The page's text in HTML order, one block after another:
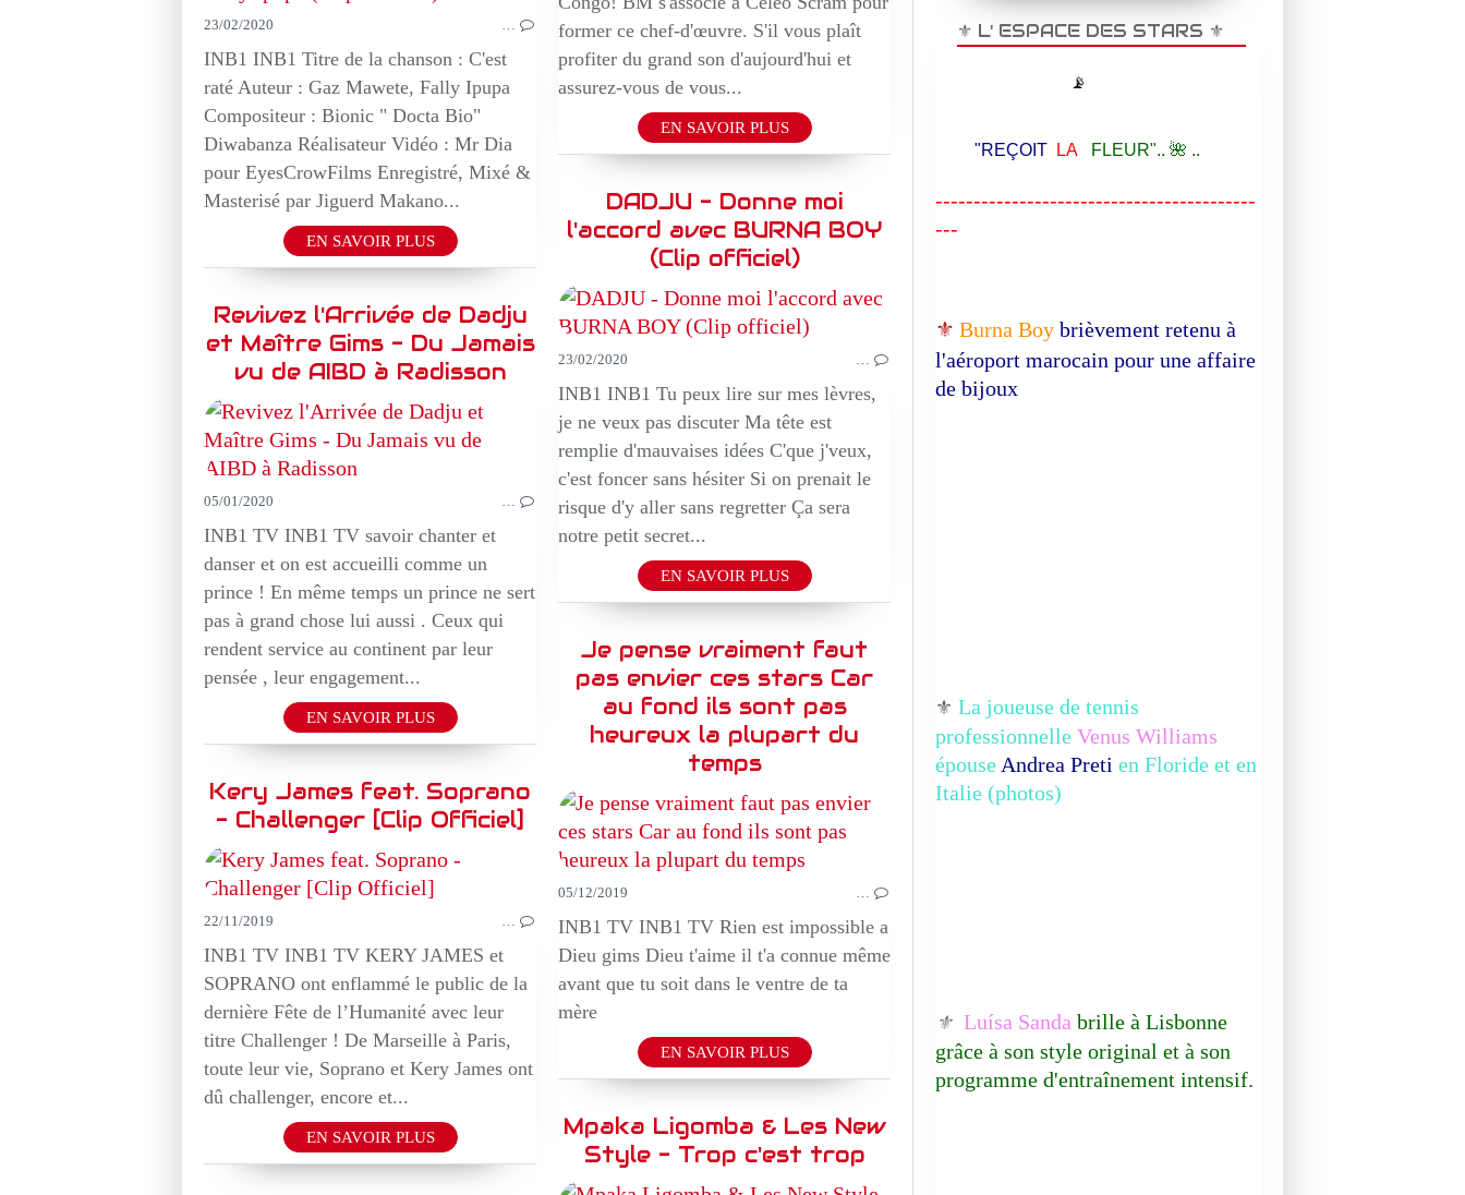
former ce chef-d'œuvre. S'il vous plaît
profiter du grand son d'aujourd'hui et
assurez-vous de vous...
EN SAVOIR PLUS
23/02/2020
INB1 INB1 Titre de la chanson : C'est
raté Auteur : Gaz Mawete, Fally Ipupa
Compositeur : Bionic " Docta Bio"
Diwabanza Réalisateur Vidéo : Mr Dia
pour EyesCrowFilms Enregistré, Mixé &
Masterisé par Jiguerd Makano...
EN SAVOIR PLUS
DADJU - Donne moi
l'accord avec BURNA BOY
(Clip officiel)
23/02/2020
INB1 INB1 Tu peux lire sur mes lèvres,
je ne veux pas discuter Ma tête est
remplie d'mauvaises idées C'que j'veux,
c'est foncer sans hésiter Si on prenait le
risque d'y aller sans regretter Ça sera
notre petit secret...
EN SAVOIR PLUS
Revivez l'Arrivée de Dadju
et Maître Gims - Du Jamais
vu de AIBD à Radisson
EPIQUE
MUSIQUE
05/01/2020
INB1 TV INB1 TV savoir chanter et
danser et on est accueilli comme un
prince ! En même temps un prince ne sert
pas à grand chose lui aussi . Ceux qui
rendent service au continent par leur
pensée , leur engagement...
EN SAVOIR PLUS
Je pense vraiment faut
pas envier ces stars Car
au fond ils sont pas
heureux la plupart du
temps
05/12/2019
INB1 TV INB1 TV Rien est impossible a
Dieu gims Dieu t'aime il t'a connue même
avant que tu soit dans le ventre de ta
mère
EN SAVOIR PLUS
Kery James feat. Soprano
- Challenger [Clip Officiel]
MUSIQUE
22/11/2019
INB1 TV INB1 TV KERY JAMES et
SOPRANO ont enflammé le public de la
dernière Fête de l’Humanité avec leur
titre Challenger ! De Marseille à Paris,
toute leur vie, Soprano et Kery James ont
dû challenger, encore et...
EN SAVOIR PLUS
Mpaka Ligomba & Les New
Style - Trop c'est trop
⚜️ L' ESPACE DES STARS ⚜️
📡
"REÇOIT LA FLEUR".. 🌺 ..
------------------------------------------
---
⚜️ Burna Boy brièvement retenu à
l'aéroport marocain pour une affaire
de bijoux
⚜️ La joueuse de tennis
professionnelle Venus Williams
épouse Andrea Preti en Floride et en
Italie (photos)
⚜️ Luísa Sanda brille à Lisbonne
grâce à son style original et à son
programme d'entraînement intensif.